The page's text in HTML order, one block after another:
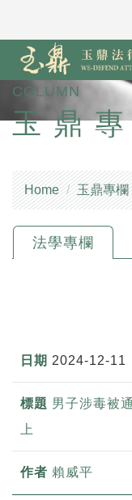
COLUMN
玉鼎
Home 玉鼎專欄
法學專欄
2024-12-11
男子涉毒被
上
賴威平